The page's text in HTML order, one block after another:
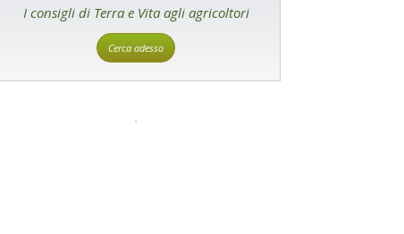
I consigli di Terra e Vita agli agricoltori
Cerca adesso